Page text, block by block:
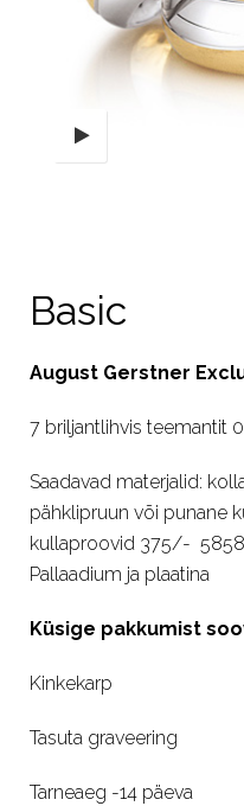
Basic
August Gerstner
7 briljantlihvis teemantit
Saadavad materjalid:
pähklipruun või punane
kullaproovid 375/-
Pallaadium ja plaatina
Küsige pakkumist
Kinkekarp
Tasuta graveering
Tarneaeg -14 päeva